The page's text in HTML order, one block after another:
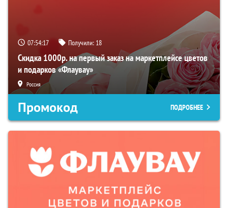
07:54:16 Получили: 18
Скидка 1000р. на первый заказ на маркетплейсе цветов
и подарков «Флаувау»
Россия
Промокод ПОДРОБНЕЕ